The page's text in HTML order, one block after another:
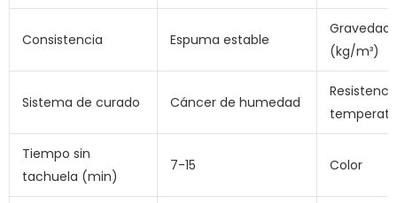
Consistencia Espuma estable
Gravedad
(kg/m³)
Sistema de curado Cáncer de humedad
Tiempo sin
tachuela (min)
7-15 Color